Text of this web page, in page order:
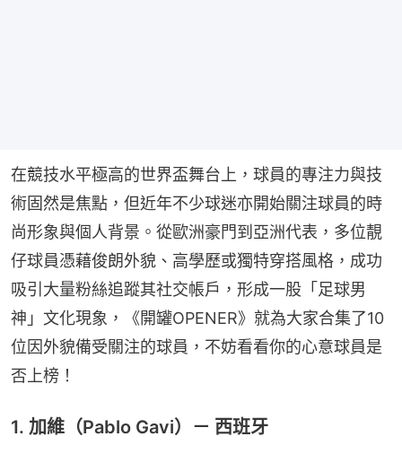
在競技水平極高的世界盃舞台上，球員的專注力與技
術固然是焦點，但近年不少球迷亦開始關注球員的時
尚形象與個人背景。從歐洲豪門到亞洲代表，多位靚
仔球員憑藉俊朗外貌、高學歷或獨特穿搭風格，成功
吸引大量粉絲追蹤其社交帳戶，形成一股「足球男
神」文化現象，《開罐OPENER》就為大家合集了10
位因外貌備受關注的球員，不妨看看你的心意球員是
否上榜！
1. 加維（Pablo Gavi）－ 西班牙